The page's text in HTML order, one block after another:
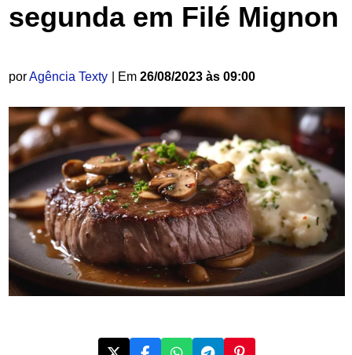
segunda em Filé Mignon
porAgência Texty | Em 26/08/2023 às 09:00